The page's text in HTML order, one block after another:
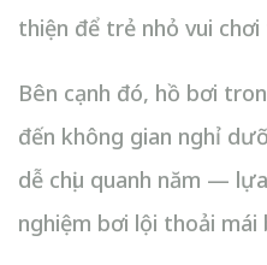
thiện để trẻ nhỏ vui
Bên cạnh đó, hồ bơi
đến không gian nghỉ
dễ chịu quanh năm —
nghiệm bơi lội thoải